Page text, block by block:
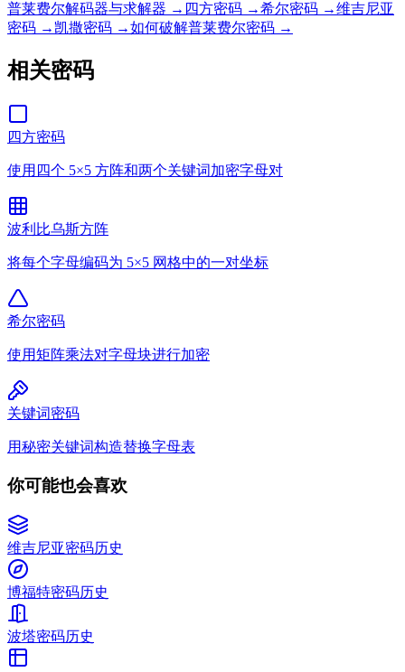
普莱费尔解码器与求解器 → 四方密码 →希尔密码 →维吉尼亚
密码 →凯撒密码 →如何破解普莱费尔密码 →
相关密码
四方密码
使用四个 5×5 方阵和两个关键词加密字母对
波利比乌斯方阵
将每个字母编码为 5×5 网格中的一对坐标
希尔密码
使用矩阵乘法对字母块进行加密
关键词密码
用秘密关键词构造替换字母表
你可能也会喜欢
维吉尼亚密码历史
博福特密码历史
波塔密码历史